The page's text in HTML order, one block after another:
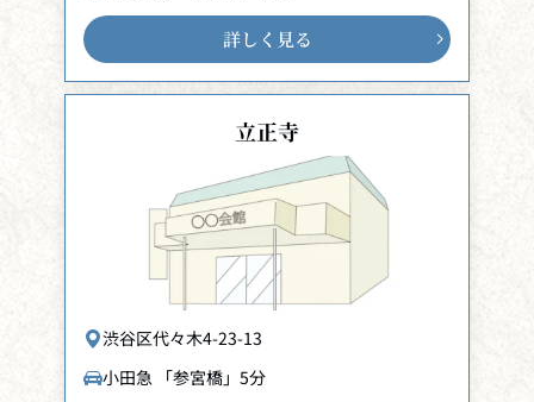
詳しく見る
立正寺
渋谷区代々木4-23-13
小田急 「参宮橋」5分